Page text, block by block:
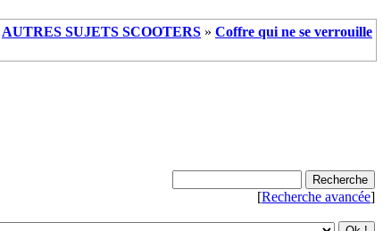
AUTRES SUJETS SCOOTERS » Coffre qui ne se verrouille
[Recherche avancée]